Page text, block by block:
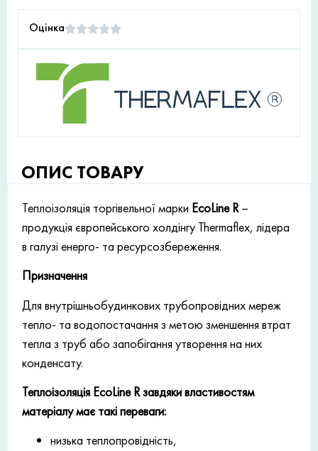
Оцінка
ОПИС ТОВАРУ
Теплоізоляція торгівельної марки EcoLine R–
продукція європейського холдінгу Thermaflex, лідера
в галузі енерго- та ресурсозбереження.
Призначення
Для внутрішньобудинкових трубопровідних мереж
тепло- та водопостачання з метою зменшення втрат
тепла з труб або запобігання утворення на них
конденсату.
Теплоізоляція EcoLine R завдяки властивостям
матеріалу має такі переваги:
низька теплопровідність,